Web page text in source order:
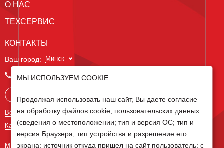
О НАС
ТЕХСЕРВИС
КОНТАКТЫ
Ваш город: Минск
+375 29 238 97 34
Все контакты
Карта сайта
МЫ В СОЦ СЕТЯХ
МЫ ИСПОЛЬЗУЕМ COOKIE
Продолжая использовать наш сайт, Вы даете согласие
на обработку файлов cookie, пользовательских данных
(сведения о местоположении; тип и версия ОС; тип и
версия Браузера; тип устройства и разрешение его
экрана; источник откуда пришел на сайт пользователь; с